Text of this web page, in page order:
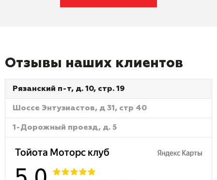
Отзывы наших клиентов
Рязанский п-т, д. 10, стр. 19
Шоссе Энтузиастов, д 31, стр 40
1-Дорожный проезд, д. 5